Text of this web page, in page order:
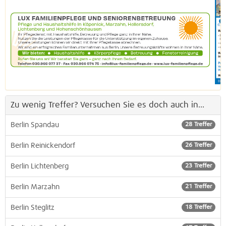
Zu wenig Treffer? Versuchen Sie es doch auch in...
28 Treffer
Berlin Spandau
26 Treffer
Berlin Reinickendorf
23 Treffer
Berlin Lichtenberg
21 Treffer
Berlin Marzahn
18 Treffer
Berlin Steglitz